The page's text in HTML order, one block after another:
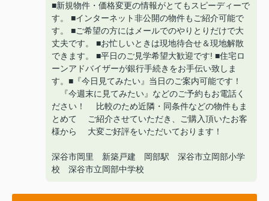
■新規物件・価格変更の情報がとてもスピーディーで
す。 ■インターネット非公開の物件もご紹介可能で
す。 ■ご希望の方にはメールでのやりとりだけで大
丈夫です。 ■お忙しいときは現地待合せ＆現地解散
できます。 ■平日のご見学希望大歓迎です! ■住宅ロ
ーンアドバイザーが銀行手続きをお手伝い致しま
す。■『今日見てみたい』当日のご案内可能です！
『今週末に見てみたい』などのご予約もお電話く
ださい！ 比較のため近隣・同条件などの物件もま
とめて ご紹介させていただき、ご購入頂いたお客
様から 大変ご好評をいただいております！
深谷市岡里 新築戸建 岡部駅 深谷市立岡部小学
校 深谷市立岡部中学校